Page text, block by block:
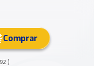
Comprar
)